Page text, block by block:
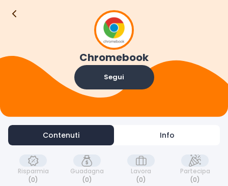
Chromebook
Segui
Contenuti Info
Risparmia
(0)
Guadagna
(0)
Lavora
(0)
Partecipa
(0)